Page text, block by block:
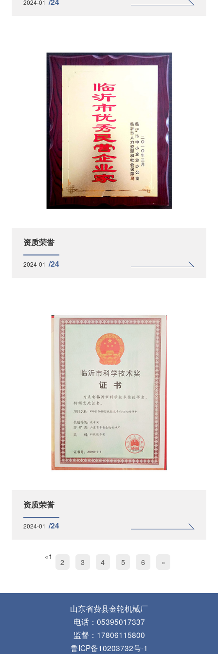
2024-01
资质荣誉
2024-01 /24
资质荣誉
2024-01 /24
«1
2 3 4 5 6 »
山东省费县金轮机械厂
电话：05395017337
监督：17806115800
鲁ICP备10203732号-1